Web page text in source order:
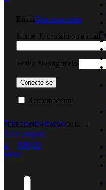
SELECIONE A CATEGORIA
Entrar Crie uma conta
Nome de usuário ou e-mail
Senha Obrigatório
Conecte-se
Remember me
0 Lista de desejos
0 Compare
R$0,00
Menu